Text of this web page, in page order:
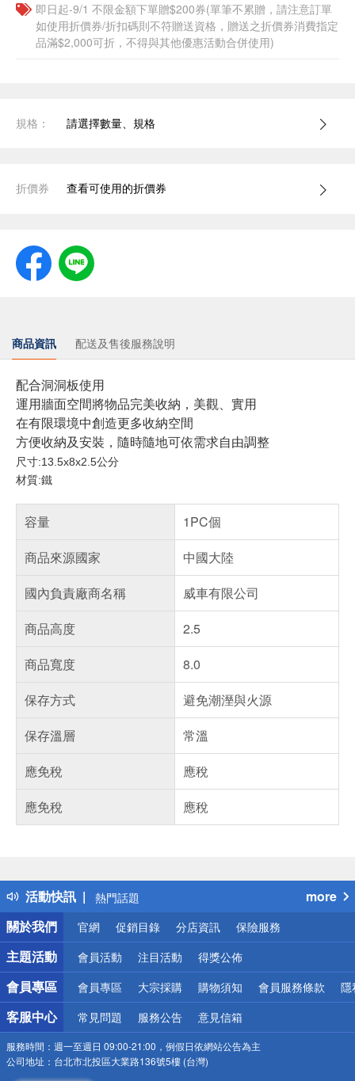
即日起-9/1 不限金額下單贈$200券(單筆不累贈，請注意訂單
如使用折價券/折扣碼則不符贈送資格，贈送之折價券消費指定
品滿$2,000可折，不得與其他優惠活動合併使用)
規格： 請選擇數量、規格
折價券 查看可使用的折價券
商品資訊 配送及售後服務說明
配合洞洞板使用
​運用牆面空間將物品完美收納，美觀、實用
在有限環境中創造更多收納空間
方便收納及安裝，隨時隨地可依需求自由調整
尺寸:13.5x8x2.5公分
材質:鐵
容量
1PC個
商品來源國家
中國大陸
國內負責廠商名稱
威車有限公司
商品高度
2.5
商品寬度
8.0
保存方式
避免潮溼與火源
保存溫層
常溫
應免稅
應稅
應免稅
應稅
活動快訊
得獎公告
熱門話題
銀行優惠
偏遠地區配送
詐騙網頁！請小心！
more
關於我們
官網 促銷目錄 分店資訊 保險服務
主題活動 會員活動 注目活動 得獎公佈
會員專區 會員專區 大宗採購 購物須知 會員服務條款 隱
客服中心 常見問題 服務公告 意見信箱
服務時間： 週一至週日 09:00-21:00，例假日依網站公告為主
公司地址： 台北市北投區大業路136號5樓 (台灣)